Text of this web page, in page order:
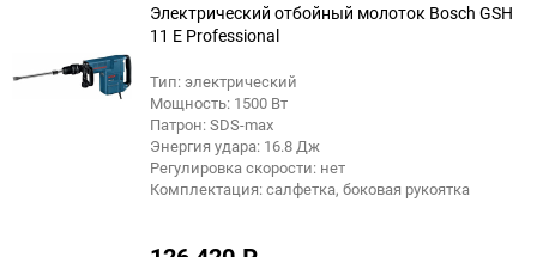
Электрический отбойный молоток Bosch GSH
11 E Professional
Тип: электрический
Мощность: 1500 Вт
Патрон: SDS-max
Энергия удара: 16.8 Дж
Регулировка скорости: нет
Комплектация: cалфетка, боковая рукоятка